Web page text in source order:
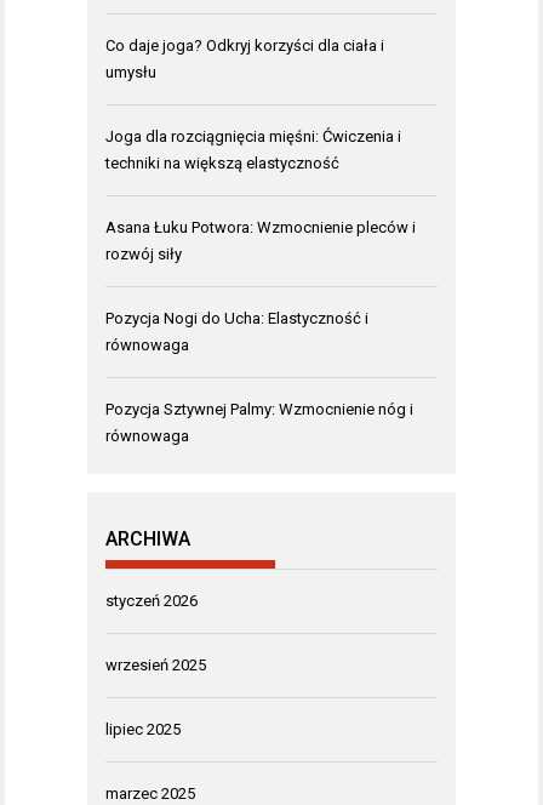
Co daje joga? Odkryj korzyści dla ciała i
umysłu
Joga dla rozciągnięcia mięśni: Ćwiczenia i
techniki na większą elastyczność
Asana Łuku Potwora: Wzmocnienie pleców i
rozwój siły
Pozycja Nogi do Ucha: Elastyczność i
równowaga
Pozycja Sztywnej Palmy: Wzmocnienie nóg i
równowaga
ARCHIWA
styczeń 2026
wrzesień 2025
lipiec 2025
marzec 2025